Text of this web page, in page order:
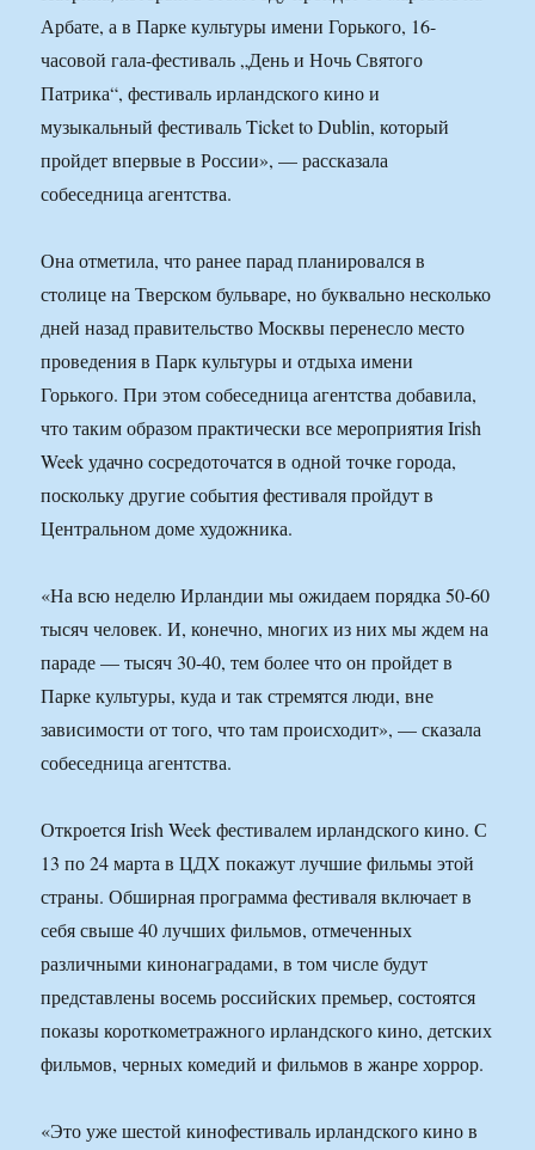
Арбате, а в Парке культуры имени Горького, 16-
часовой гала-фестиваль „День и Ночь Святого
Патрика“, фестиваль ирландского кино и
музыкальный фестиваль Ticket to Dublin, который
пройдет впервые в России», — рассказала
собеседница агентства.
Она отметила, что ранее парад планировался в
столице на Тверском бульваре, но буквально несколько
дней назад правительство Москвы перенесло место
проведения в Парк культуры и отдыха имени
Горького. При этом собеседница агентства добавила,
что таким образом практически все мероприятия Irish
Week удачно сосредоточатся в одной точке города,
поскольку другие события фестиваля пройдут в
Центральном доме художника.
«На всю неделю Ирландии мы ожидаем порядка 50-60
тысяч человек. И, конечно, многих из них мы ждем на
параде — тысяч 30-40, тем более что он пройдет в
Парке культуры, куда и так стремятся люди, вне
зависимости от того, что там происходит», — сказала
собеседница агентства.
Откроется Irish Week фестивалем ирландского кино. С
13 по 24 марта в ЦДХ покажут лучшие фильмы этой
страны. Обширная программа фестиваля включает в
себя свыше 40 лучших фильмов, отмеченных
различными кинонаградами, в том числе будут
представлены восемь российских премьер, состоятся
показы короткометражного ирландского кино, детских
фильмов, черных комедий и фильмов в жанре хоррор.
«Это уже шестой кинофестиваль ирландского кино в